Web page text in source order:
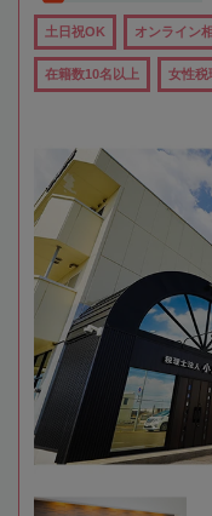
土日祝OK オンライン
在籍数10名以上 女性税